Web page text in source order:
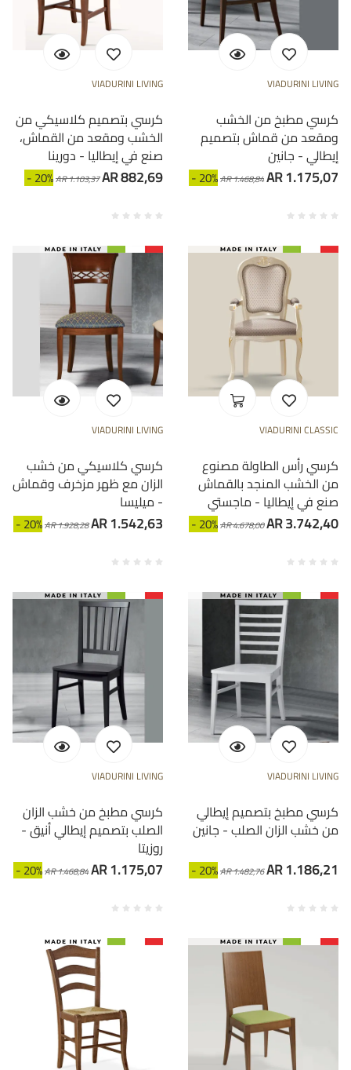
VIADURINI LIVING
كرسي بتصميم كلاسيكي من
الخشب ومقعد من القماش،
صنع في إيطاليا - دورينا
- 20%AR 1.103,37AR 882,69
VIADURINI LIVING
كرسي مطبخ من الخشب
ومقعد من قماش بتصميم
إيطالي - جانين
- 20%AR 1.468,84AR 1.175,07
VIADURINI LIVING
كرسي كلاسيكي من خشب
الزان مع ظهر مزخرف وقماش
- ميليسا
- 20%AR 1.928,28AR 1.542,63
VIADURINI CLASSIC
كرسي رأس الطاولة مصنوع
من الخشب المنجد بالقماش
صنع في إيطاليا - ماجستي
- 20%AR 4.678,00AR 3.742,40
VIADURINI LIVING
كرسي مطبخ من خشب الزان
الصلب بتصميم إيطالي أنيق -
روزيتا
- 20%AR 1.468,84AR 1.175,07
VIADURINI LIVING
كرسي مطبخ بتصميم إيطالي
من خشب الزان الصلب - جانين
- 20%AR 1.482,76AR 1.186,21